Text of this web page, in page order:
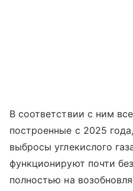
В соответствии с ним
построенные с 2025
выбросы углекислого
функционируют почти
полностью на